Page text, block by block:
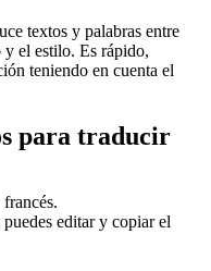
textos y palabras entre
y el estilo. Es rápido,
teniendo en cuenta el
para traducir
editar y copiar el